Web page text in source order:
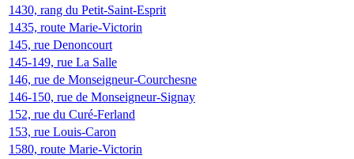
1430, rang du Petit-Saint-Esprit
1435, route Marie-Victorin
145, rue Denoncourt
145-149, rue La Salle
146, rue de Monseigneur-Courchesne
146-150, rue de Monseigneur-Signay
152, rue du Curé-Ferland
153, rue Louis-Caron
1580, route Marie-Victorin